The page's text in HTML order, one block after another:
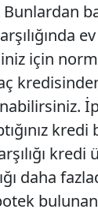
için
kredi
kredi
daha